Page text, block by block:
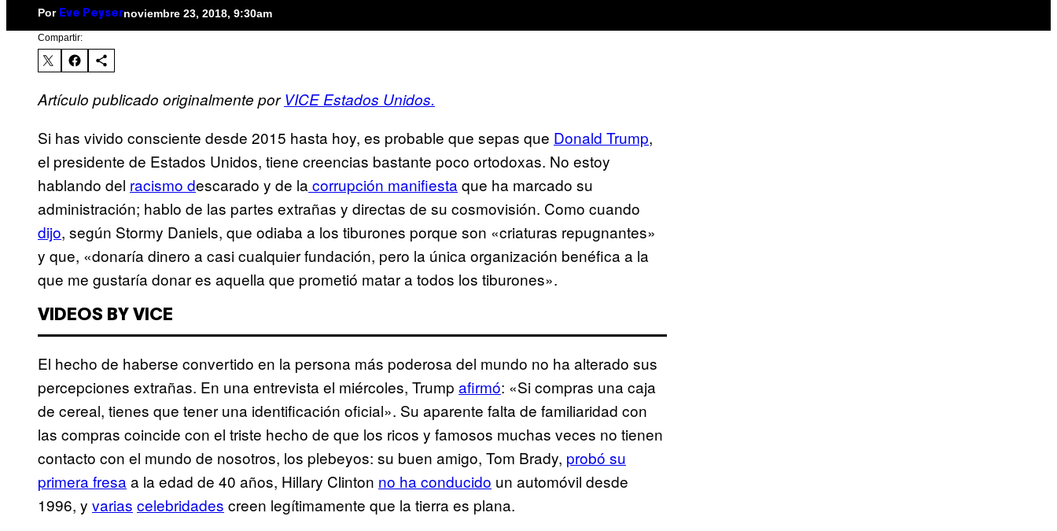
Por Eve Peysernoviembre 23, 2018, 9:30am
Compartir:
Artículo publicado originalmente porVICE Estados Unidos.
Si has vivido consciente desde 2015 hasta hoy, es probable que sepas que Donald Trump,
el presidente de Estados Unidos, tiene creencias bastante poco ortodoxas. No estoy
hablando del racismo descarado y de la corrupción manifiesta que ha marcado su
administración; hablo de las partes extrañas y directas de su cosmovisión. Como cuando
dijo, según Stormy Daniels, que odiaba a los tiburones porque son «criaturas repugnantes»
y que, «donaría dinero a casi cualquier fundación, pero la única organización benéfica a la
que me gustaría donar es aquella que prometió matar a todos los tiburones».
VIDEOS BY VICE
El hecho de haberse convertido en la persona más poderosa del mundo no ha alterado sus
percepciones extrañas. En una entrevista el miércoles, Trump afirmó: «Si compras una caja
de cereal, tienes que tener una identificación oficial». Su aparente falta de familiaridad con
las compras coincide con el triste hecho de que los ricos y famosos muchas veces no tienen
contacto con el mundo de nosotros, los plebeyos: su buen amigo, Tom Brady, probó su
primera fresa a la edad de 40 años, Hillary Clinton no ha conducido un automóvil desde
1996, y varias celebridades creen legítimamente que la tierra es plana.